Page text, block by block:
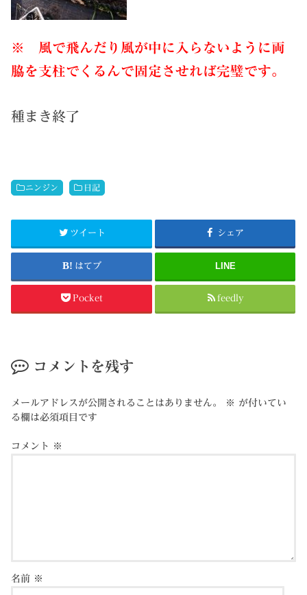
※ 風で飛んだり風が中に入らないように両
脇を支柱でくるんで固定させれば完璧です。
種まき終了
ニンジン 日記
ツイート シェア
はてブ LINE
Pocket feedly
コメントを残す
メールアドレスが公開されることはありません。 ※ が付いてい
る欄は必須項目です
コメント ※
名前 ※